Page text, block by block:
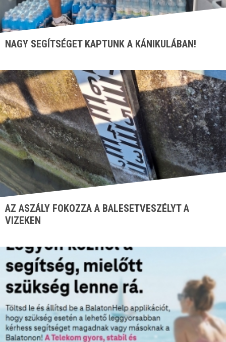
NAGY SEGÍTSÉGET KAPTUNK A KÁNIKULÁBAN!
AZ ASZÁLY FOKOZZA A BALESETVESZÉLYT A
VIZEKEN